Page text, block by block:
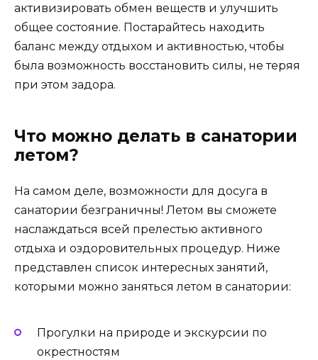
активизировать обмен веществ и улучшить
общее состояние. Постарайтесь находить
баланс между отдыхом и активностью, чтобы
была возможность восстановить силы, не теряя
при этом задора.
Что можно делать в санатории
летом?
На самом деле, возможности для досуга в
санатории безграничны! Летом вы сможете
наслаждаться всей прелестью активного
отдыха и оздоровительных процедур. Ниже
представлен список интересных занятий,
которыми можно заняться летом в санатории:
Прогулки на природе и экскурсии по
окрестностям